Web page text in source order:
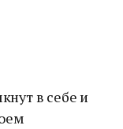
в себе и